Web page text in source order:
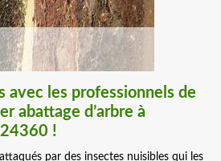
avec les professionnels de
abattage d’arbre à
!
par des insectes nuisibles qui les